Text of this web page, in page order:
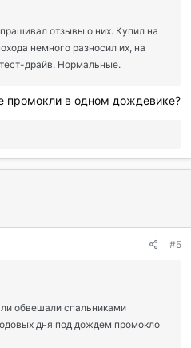
отзывы о них. Купил на
немного разносил их, на
драйв. Нормальные.
промокли в одном дождевике?
#5
обвешали спальниками
дня под дождем промокло